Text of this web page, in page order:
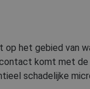
het gebied van
komt met de
schadelijke